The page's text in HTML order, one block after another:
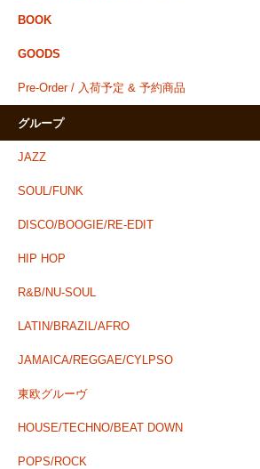
BOOK
GOODS
Pre-Order / 入荷予定 & 予約商品
グループ
JAZZ
SOUL/FUNK
DISCO/BOOGIE/RE-EDIT
HIP HOP
R&B/NU-SOUL
LATIN/BRAZIL/AFRO
JAMAICA/REGGAE/CYLPSO
東欧グルーヴ
HOUSE/TECHNO/BEAT DOWN
POPS/ROCK